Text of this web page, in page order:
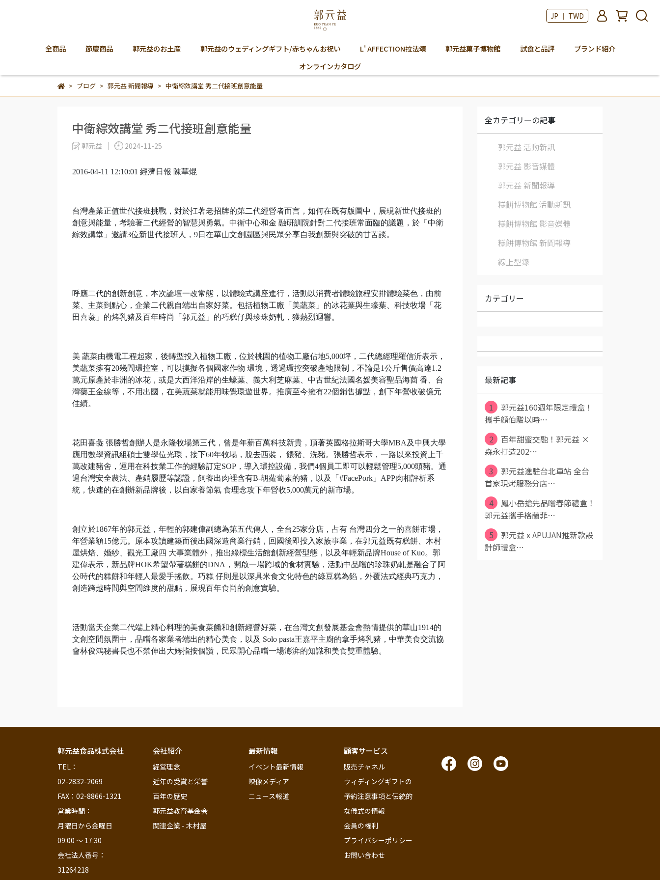
JP ｜ TWD
全商品 節慶商品 郭元益のお土産 郭元益のウェディングギフト/赤ちゃんお祝い L' AFFECTION拉法頌 郭元益菓子博物館 試食と品評
ブランド紹介
オンラインカタログ
ブログ 郭元益 新聞報導 中衛綜效講堂 秀二代接班創意能量
中衛綜效講堂 秀二代接班創意能量
郭元益 2024-11-25
2016-04-11 12:10:01 經濟日報 陳華焜
台灣產業正值世代接班挑戰，對於扛著老招牌的第二代經營者而言，如何在既有版圖中，展現新世代接班的
創意與能量，考驗著二代經營的智慧與勇氣。中衛中心和金 融研訓院針對二代接班常面臨的議題，於「中衛
綜效講堂」邀請3位新世代接班人，9日在華山文創園區與民眾分享自我創新與突破的甘苦談。
呼應二代的創新創意，本次論壇一改常態，以體驗式講座進行，活動以消費者體驗旅程安排體驗菜色，由前
菜、主菜到點心，企業二代親自端出自家好菜。包括植物工廠「美蔬菜」的冰花葉與生蠔葉、科技牧場「花
田喜彘」的烤乳豬及百年時尚「郭元益」的巧糕仔與珍珠奶軋，獲熱烈迴響。
美 蔬菜由機電工程起家，後轉型投入植物工廠，位於桃園的植物工廠佔地5,000坪，二代總經理羅信沂表示，
美蔬菜擁有20幾間環控室，可以摸擬各個國家作物 環境，透過環控突破產地限制，不論是1公斤售價高達1.2
萬元原產於非洲的冰花，或是大西洋沿岸的生蠔葉、義大利芝麻葉、中古世紀法國名媛美容聖品海茴 香、台
灣藥王金線等，不用出國，在美蔬菜就能用味覺環遊世界。推廣至今擁有22個銷售據點，創下年營收破億元
佳績。
花田喜彘 張勝哲創辦人是永隆牧場第三代，曾是年薪百萬科技新貴，頂著英國格拉斯哥大學MBA及中興大學
應用數學資訊組碩士雙學位光環，接下60年牧場，脫去西裝， 餵豬、洗豬。張勝哲表示，一路以來投資上千
萬改建豬舍，運用在科技業工作的經驗訂定SOP，導入環控設備，我們4個員工即可以輕鬆管理5,000頭豬。通
過台灣安全農法、產銷履歷等認證，飼養出肉裡含有B-胡蘿蔔素的豬，以及「#FacePork」APP肉相評析系
統，快速的在創辦新品牌後，以自家養節氣 食理念攻下年營收5,000萬元的新市場。
創立於1867年的郭元益，年輕的郭建偉副總為第五代傳人，全台25家分店，占有 台灣四分之一的喜餅市場，
年營業額15億元。原本攻讀建築而後出國深造商業行銷，回國後即投入家族事業，在郭元益既有糕餅、木村
屋烘焙、婚紗、觀光工廠四 大事業體外，推出綠標生活館創新經營型態，以及年輕新品牌House of Kuo。郭
建偉表示，新品牌HOK希望帶著糕餅的DNA，開啟一場跨域的食材實驗，活動中品嚐的珍珠奶軋是融合了阿
公時代的糕餅和年輕人最愛手搖飲。巧糕 仔則是以深具米食文化特色的綠豆糕為餡，外覆法式經典巧克力，
創造跨越時間與空間維度的甜點，展現百年食尚的創意實驗。
活動當天企業二代端上精心料理的美食菜餚和創新經營好菜，在台灣文創發展基金會熱情提供的華山1914的
文創空間氛圍中，品嚐各家業者端出的精心美食，以及 Solo pasta王嘉平主廚的拿手烤乳豬，中華美食交流協
會林俊鴻秘書長也不禁伸出大姆指按個讚，民眾開心品嚐一場澎湃的知識和美食雙重體驗。
全カテゴリーの記事
郭元益 活動新訊
郭元益 影音媒體
郭元益 新聞報導
糕餅博物館 活動新訊
糕餅博物館 影音媒體
糕餅博物館 新聞報導
線上型錄
カテゴリー
最新記事
1
郭元益160週年限定禮盒！
攜手顏伯駿以時⋯
2
百年甜蜜交融！郭元益 ×
森永打造202⋯
3
郭元益進駐台北車站 全台
首家現烤服務分店⋯
4
鳳小岳搶先品嚐春節禮盒！
郭元益攜手格蘭菲⋯
5
郭元益 x APUJAN推新款設
計師禮盒⋯
郭元益食品株式会社
TEL：
02-2832-2069
FAX：02-8866-1321
営業時間：
月曜日から金曜日
会社法人番号：
31264218
会社紹介
経営理念
近年の受賞と栄誉
百年の歴史
郭元益教育基金会
関連企業 - 木村屋
最新情報
イベント最新情報
映像メディア
ニュース報道
顧客サービス
販売チャネル
ウィディングギフトの
予約注意事項と伝統的
な儀式の情報
会員の権利
プライバシーポリシー
お問い合わせ